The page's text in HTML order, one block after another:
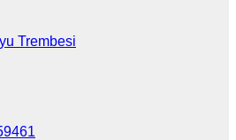
Trembesi